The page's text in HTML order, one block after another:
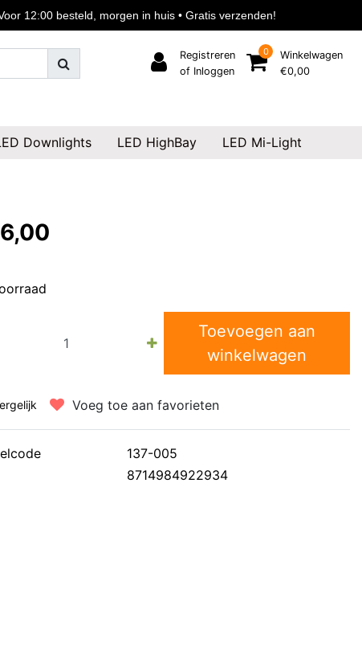
Registreren
of Inloggen
0
Winkelwagen
€0,00
Downlights LED HighBay LED Mi-Light
Toevoegen aan
winkelwagen
Voeg toe aan favorieten
137-005
8714984922934
12:00 besteld, morgen in huis • Gratis verzenden!